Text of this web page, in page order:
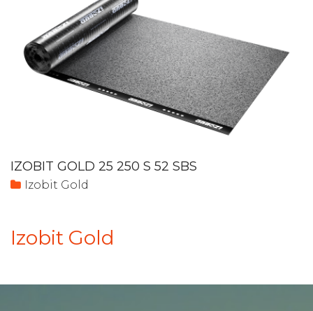
IZOBIT GOLD 25 250 S 52 SBS
Izobit Gold
Izobit Gold